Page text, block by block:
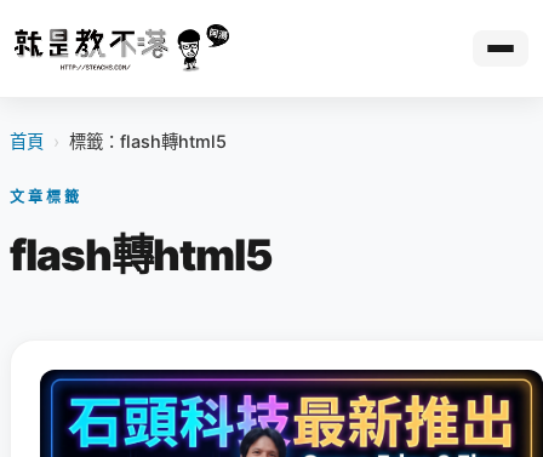
首頁 › 標籤：flash轉html5
文章標籤
flash轉html5